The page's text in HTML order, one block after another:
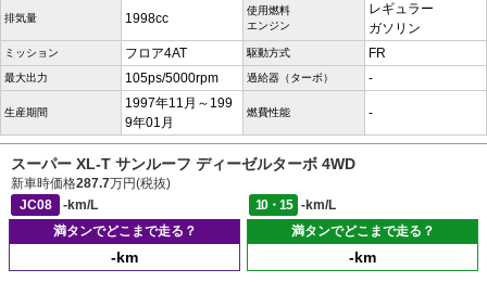
排気量 1998cc
使用燃料
エンジン
レギュラー
ガソリン
ミッション フロア4AT 駆動方式 FR
最大出力 105ps/5000rpm 過給器（ターボ） -
生産期間
1997年11月～199
9年01月
燃費性能 -
スーパー XL-T サンルーフ ディーゼルターボ 4WD
新車時価格287.7万円(税抜)
JC08
-km/L 10・15
-km/L
満タンでどこまで走る？
-km
満タンでどこまで走る？
-km